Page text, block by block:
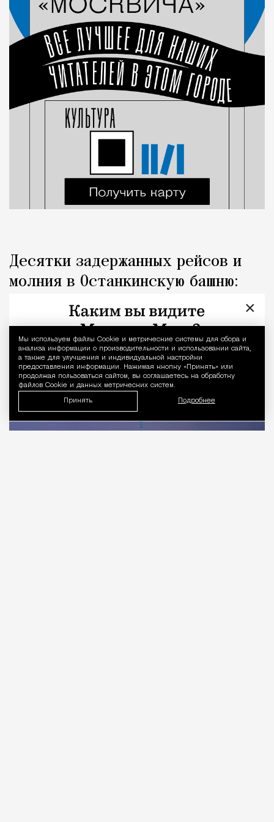
Уведомление
Мы используем файлы Сookie и метрические системы для сбора и
анализа информации о производительности и использовании сайта,
а также для улучшения и индивидуальной настройки
предоставления информации. Нажимая кнопку «Принять» или
продолжая пользоваться сайтом, вы соглашаетесь на обработку
файлов Cookie и данных метрических систем.
Принять Подробнее
Десятки задержанных рейсов и
молния в Останкинскую башню:
последствия ночной грозы
×